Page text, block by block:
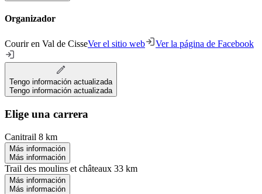
Organizador
Courir en Val de CisseVer el sitio web Ver la página de Facebook
Tengo información actualizada
Tengo información actualizada
Elige una carrera
Canitrail 8 km
Más información
Más información
Trail des moulins et châteaux 33 km
Más información
Más información